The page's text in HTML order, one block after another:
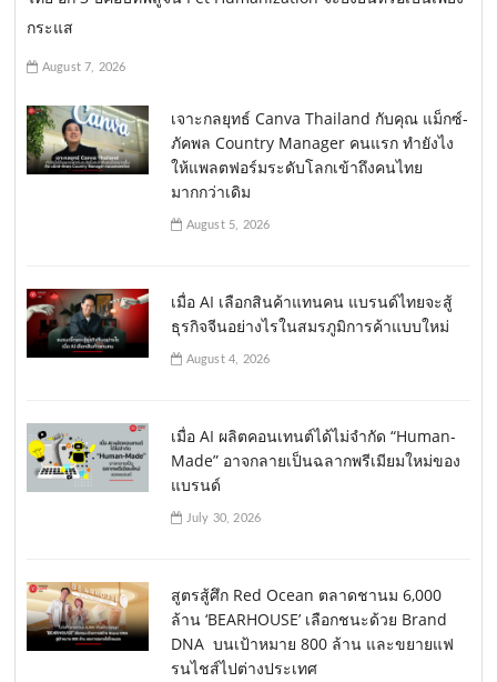
กระแส
August 7, 2026
เจาะกลยุทธ์ Canva Thailand กับคุณ แม็กซ์-
ภัคพล Country Manager คนแรก ทำยังไง
ให้แพลตฟอร์มระดับโลกเข้าถึงคนไทย
มากกว่าเดิม
August 5, 2026
เมื่อ AI เลือกสินค้าแทนคน แบรนด์ไทยจะสู้
ธุรกิจจีนอย่างไรในสมรภูมิการค้าแบบใหม่
August 4, 2026
เมื่อ AI ผลิตคอนเทนต์ได้ไม่จำกัด “Human-
Made” อาจกลายเป็นฉลากพรีเมียมใหม่ของ
แบรนด์
July 30, 2026
สูตรสู้ศึก Red Ocean ตลาดชานม 6,000
ล้าน ‘BEARHOUSE’ เลือกชนะด้วย Brand
DNA บนเป้าหมาย 800 ล้าน และขยายแฟ
รนไชส์ไปต่างประเทศ